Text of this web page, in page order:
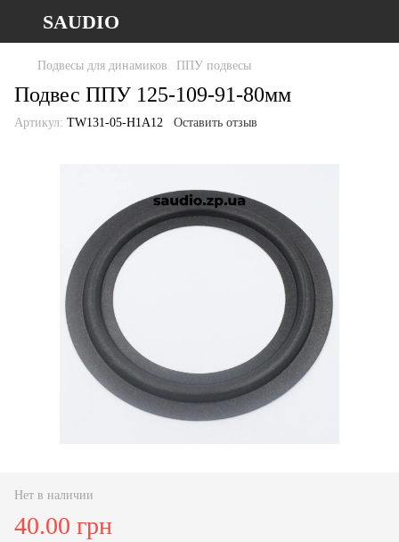
SAUDIO
Подвесы для динамиков ППУ подвесы
Подвес ППУ 125-109-91-80мм
Артикул: TW131-05-H1A12 Оставить отзыв
Нет в наличии
40.00 грн